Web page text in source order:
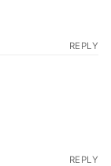
REPLY
REPLY